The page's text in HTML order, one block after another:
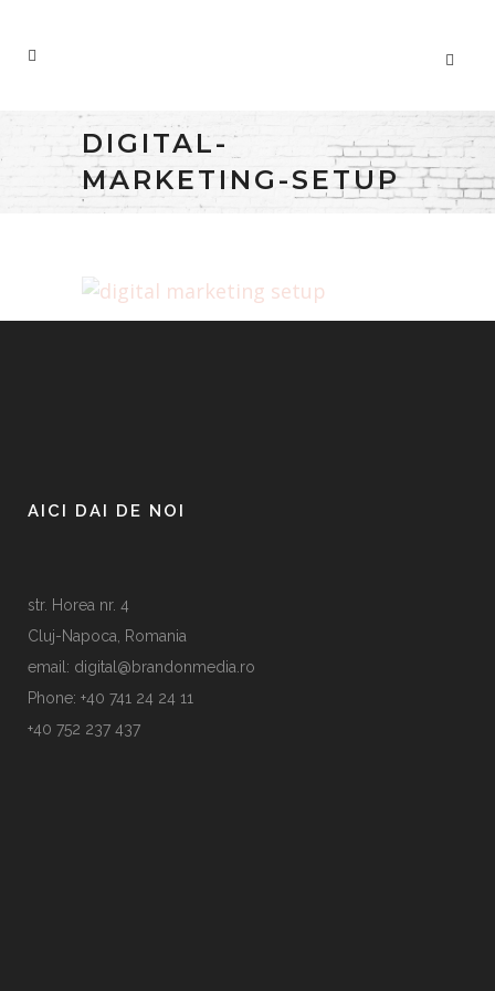
DIGITAL-
MARKETING-SETUP
AICI DAI DE NOI
str. Horea nr. 4
Cluj-Napoca, Romania
email: digital@brandonmedia.ro
Phone: +40 741 24 24 11
+40 752 237 437